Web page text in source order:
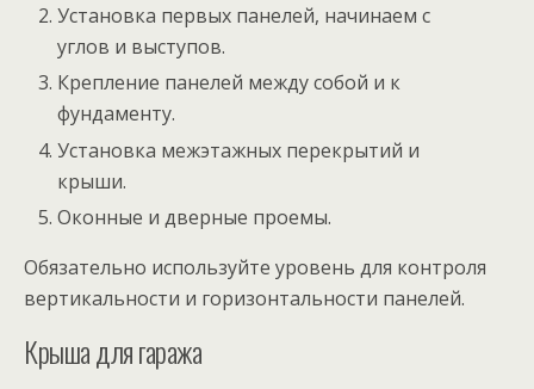
Установка первых панелей, начинаем с
углов и выступов.
Крепление панелей между собой и к
фундаменту.
Установка межэтажных перекрытий и
крыши.
Оконные и дверные проемы.
Обязательно используйте уровень для контроля
вертикальности и горизонтальности панелей.
Крыша для гаража